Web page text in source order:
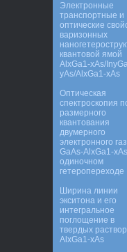
Электронные
транспортные и
оптические
варизонных
квантовой ямой
AlxGa1-xAs/
yAs/AlxGa1-xAs
Оптическая
спектроскопия
размерного
квантования
двумерного
электронного
GaAs-AlxGa1-xAs
одиночном
гетеропереходе
Ширина линии
экситона и его
интегральное
поглощение в
твердых
AlxGa1-xAs